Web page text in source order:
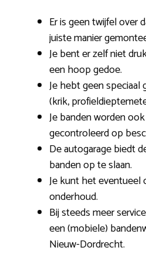
Er is geen twijfel over
juiste manier
Je bent er zelf niet
een hoop gedoe.
Je hebt geen speciaal
(krik,
Je banden worden
gecontroleerd op
De autogarage biedt
banden op te slaan.
Je kunt het eventueel
onderhoud.
Bij steeds meer
een (mobiele)
Nieuw-Dordrecht.